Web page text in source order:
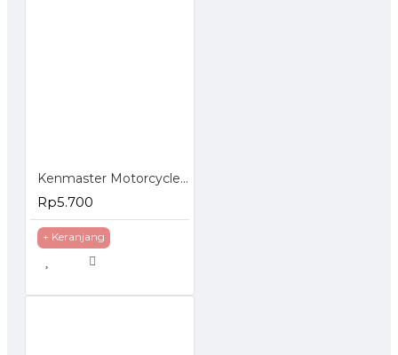
Kenmaster Motorcycle Wash Sponge - Busa Pencuci Motor 2 Pcs
Rp5.700
+ Keranjang